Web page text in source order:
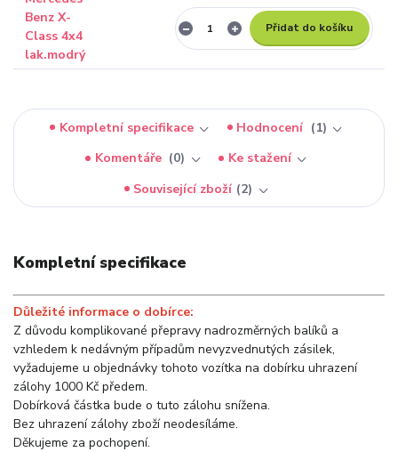
Přidat do košíku
Kompletní specifikace Hodnocení
1
Komentáře
0
Ke stažení
Související zboží 2
Kompletní specifikace
Důležité informace o dobírce:
Z důvodu komplikované přepravy nadrozměrných balíků a
vzhledem k nedávným případům nevyzvednutých zásilek,
vyžadujeme u objednávky tohoto vozítka na dobírku uhrazení
zálohy 1000 Kč předem.
Dobírková částka bude o tuto zálohu snížena.
Bez uhrazení zálohy zboží neodesíláme.
Děkujeme za pochopení.